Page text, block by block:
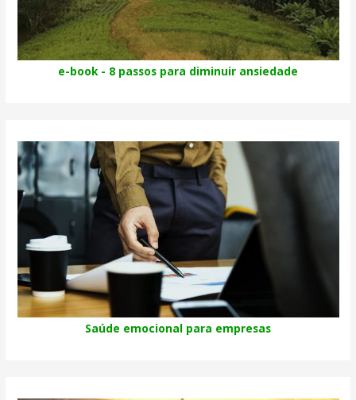
e-book - 8 passos para diminuir ansiedade
Saúde emocional para empresas